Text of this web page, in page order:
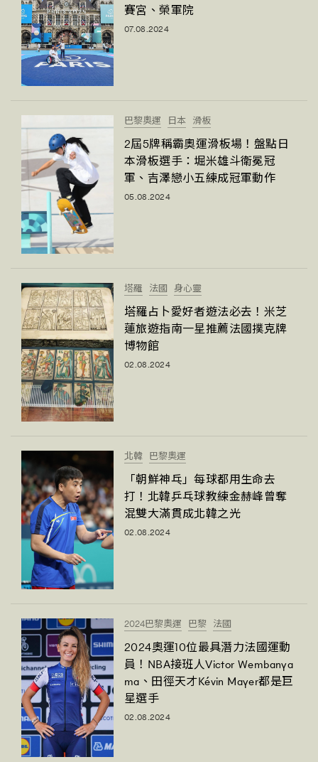
TRENDING
AFrenchMind
EmpowerF
FashionWeek
賽宮、榮軍院
07.08.2024
巴黎奧運 日本 滑板
2屆5牌稱霸奧運滑板場！盤點日
本滑板選手：堀米雄斗衛冕冠
軍、吉澤戀小五練成冠軍動作
05.08.2024
塔羅 法國 身心靈
塔羅占卜愛好者遊法必去！米芝
蓮旅遊指南一星推薦法國撲克牌
博物館
02.08.2024
北韓 巴黎奧運
「朝鮮神乓」每球都用生命去
打！北韓乒乓球教練金赫峰曾奪
混雙大滿貫成北韓之光
02.08.2024
2024巴黎奧運 巴黎 法國
2024奧運10位最具潛力法國運動
員！NBA接班人Victor Wembanya
ma、田徑天才Kévin Mayer都是巨
星選手
02.08.2024